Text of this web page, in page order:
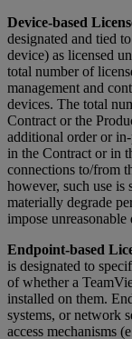
Device-based
designated and tied
device) as licensed
total number of
management and
devices. The total
Contract or the
additional order or
in the Contract or in
connections to/from
however, such use is
materially degrade
impose
Endpoint-based
is designated to
of whether a
installed on them.
systems, or network
access mechanisms